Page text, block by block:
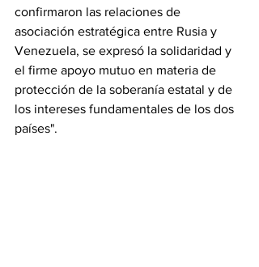
confirmaron las relaciones de
asociación estratégica entre Rusia y
Venezuela, se expresó la solidaridad y
el firme apoyo mutuo en materia de
protección de la soberanía estatal y de
los intereses fundamentales de los dos
países".